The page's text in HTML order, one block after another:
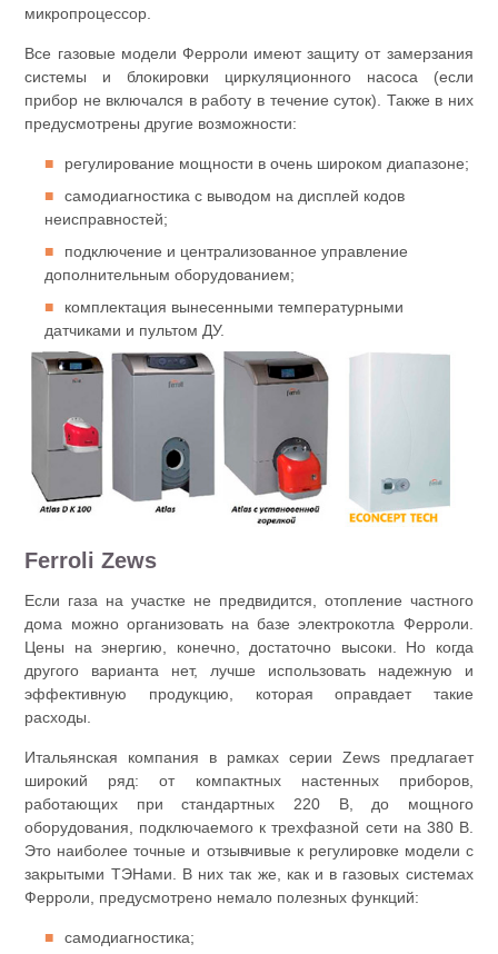
микропроцессор.
Все газовые модели Ферроли имеют защиту от замерзания
системы и блокировки циркуляционного насоса (если
прибор не включался в работу в течение суток). Также в них
предусмотрены другие возможности:
регулирование мощности в очень широком диапазоне;
самодиагностика с выводом на дисплей кодов
неисправностей;
подключение и централизованное управление
дополнительным оборудованием;
комплектация вынесенными температурными
датчиками и пультом ДУ.
Ferroli Zews
Если газа на участке не предвидится, отопление частного
дома можно организовать на базе электрокотла Ферроли.
Цены на энергию, конечно, достаточно высоки. Но когда
другого варианта нет, лучше использовать надежную и
эффективную продукцию, которая оправдает такие
расходы.
Итальянская компания в рамках серии Zews предлагает
широкий ряд: от компактных настенных приборов,
работающих при стандартных 220 В, до мощного
оборудования, подключаемого к трехфазной сети на 380 В.
Это наиболее точные и отзывчивые к регулировке модели с
закрытыми ТЭНами. В них так же, как и в газовых системах
Ферроли, предусмотрено немало полезных функций:
самодиагностика;